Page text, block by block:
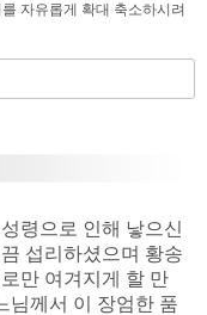
자유롭게 확대 축소하시려
령으로 인해 낳으신
섭리하셨으며 황송
만 여겨지게 할 만
님께서 이 장엄한 품